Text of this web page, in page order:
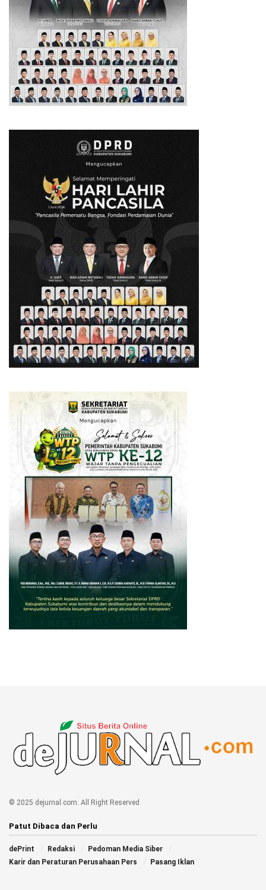
© 2025 dejurnal.com. All Right Reserved
Patut Dibaca dan Perlu
dePrint Redaksi
Pedoman Media Siber
Karir dan Peraturan Perusahaan Pers
Pasang Iklan